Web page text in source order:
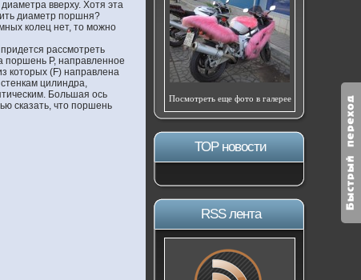
вверху. Хотя эта
диаметр поршня?
колец нет, то можно
рассмотреть
поршень P, направленное
которых (F) направлена
цилиндра,
Большая ось
сказать, что поршень
Посмотреть еще фото в галерее
ТОР новости
RSS лента